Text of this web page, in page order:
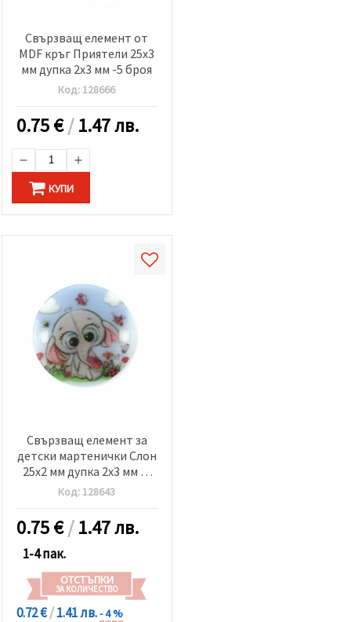
Свързващ елемент от
MDF кръг Приятели 25x3
мм дупка 2x3 мм -5 броя
Код: 128666
0.75€/1.47 лв.
КУПИ
Свързващ елемент за
детски мартенички Слон
25x2 мм дупка 2x3 мм -5
броя
Код: 128643
0.75€/1.47 лв.
1-4 пак.
ОТСТЪПКИ
ЗА КОЛИЧЕСТВО
0.72 €/1.41 лв.- 4 %